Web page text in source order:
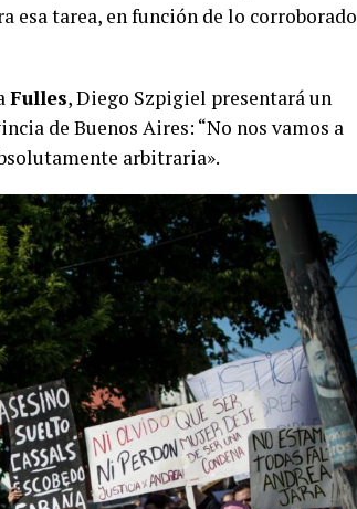
esa tarea, en función de lo corroborado
Fulles, Diego Szpigiel presentará un
de Buenos Aires: “No nos vamos a
arbitraria».